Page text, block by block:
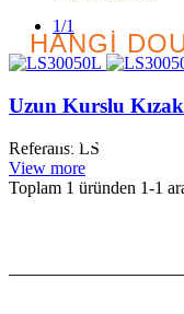
1/1
Uzun Kurslu
Referans: LS
View more
Toplam 1 üründen 1-1
HANGİ
Projeniz